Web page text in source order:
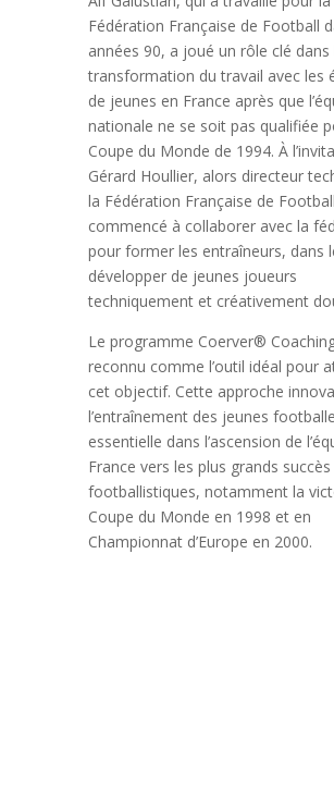
Fédération Française de Football
années 90, a joué un rôle clé dans
transformation du travail avec les
de jeunes en France après que
nationale ne se soit pas qualifiée
Coupe du Monde de 1994. À
Gérard Houllier, alors directeur
la Fédération Française de
commencé à collaborer avec la
pour former les entraîneurs, dans
développer de jeunes joueurs
techniquement et créativement
Le programme Coerver®
reconnu comme l’outil idéal pour
cet objectif. Cette approche
l’entraînement des jeunes
essentielle dans l’ascension de
France vers les plus grands succès
footballistiques, notamment la
Coupe du Monde en 1998 et en
Championnat d’Europe en 2000.